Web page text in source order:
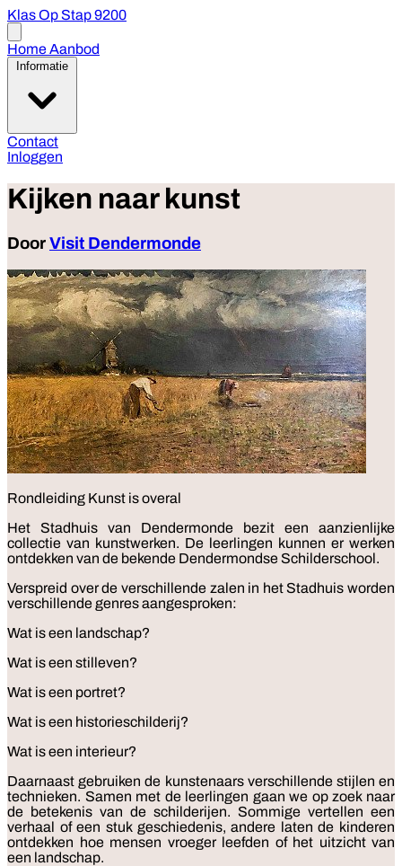
Klas Op Stap 9200
menu
HomeAanbod
Informatie
Contact
Inloggen
Kijken naar kunst
Door Visit Dendermonde
Rondleiding Kunst is overal
Het Stadhuis van Dendermonde bezit een aanzienlijke
collectie van kunstwerken. De leerlingen kunnen er werken
ontdekken van de bekende Dendermondse Schilderschool.
Verspreid over de verschillende zalen in het Stadhuis worden
verschillende genres aangesproken:
Wat is een landschap?
Wat is een stilleven?
Wat is een portret?
Wat is een historieschilderij?
Wat is een interieur?
Daarnaast gebruiken de kunstenaars verschillende stijlen en
technieken. Samen met de leerlingen gaan we op zoek naar
de betekenis van de schilderijen. Sommige vertellen een
verhaal of een stuk geschiedenis, andere laten de kinderen
ontdekken hoe mensen vroeger leefden of het uitzicht van
een landschap.